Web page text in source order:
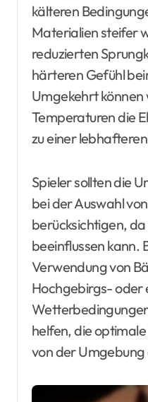
kälteren
Materialien steifer
reduzierten
härteren Gefühl
Umgekehrt
Temperaturen die
zu einer
Spieler sollten die
bei der Auswahl
berücksichtigen, da
beeinflussen kann.
Verwendung von
Hochgebirgs- oder
helfen, die
von der